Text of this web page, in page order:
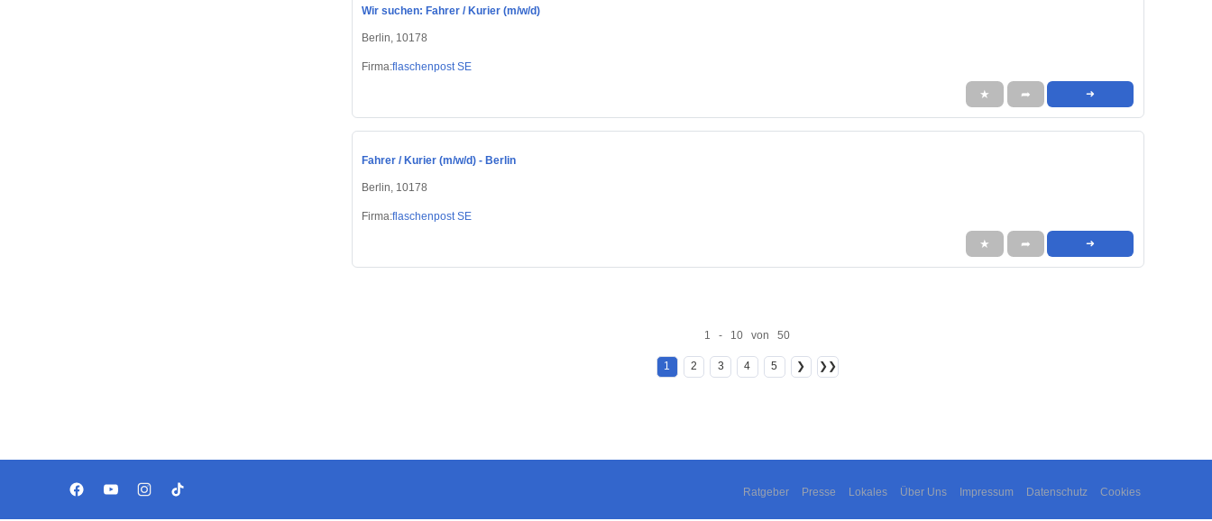
Wir suchen: Fahrer / Kurier (m/w/d)
Berlin, 10178
Firma:flaschenpost SE
★ ➦ ➜
Fahrer / Kurier (m/w/d) - Berlin
Berlin, 10178
Firma:flaschenpost SE
★ ➦ ➜
1 - 10 von 50
1 2 3 4 5 ❯ ❯❯
Ratgeber Presse Lokales Über Uns Impressum Datenschutz Cookies